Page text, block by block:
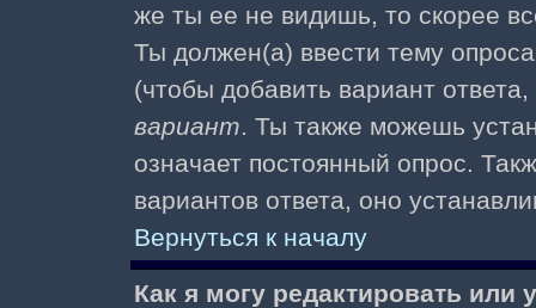
же ты ее не видишь, то скорее
Ты должен(а) ввести тему
(чтобы добавить вариант
вариант. Ты также можешь
означает постоянный опрос.
вариантов ответа, оно
Вернуться к началу
Как я могу редактировать или